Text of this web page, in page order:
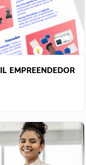
EMPREENDEDOR